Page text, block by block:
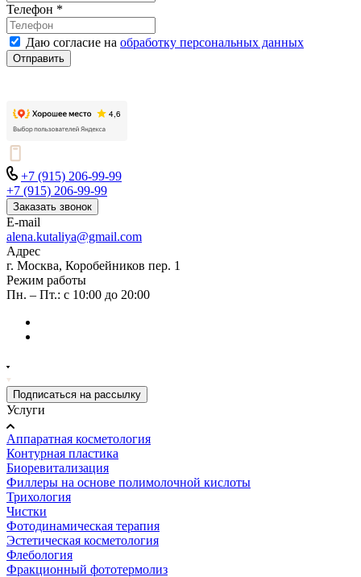
Телефон *
Даю согласие на обработку персональных данных
Отправить
+7 (915) 206-99-99
+7 (915) 206-99-99
Заказать звонок
E-mail
alena.kutaliya@gmail.com
Адрес
г. Москва, Коробейников пер. 1
Режим работы
Пн. – Пт.: с 10:00 до 20:00
Подписаться на рассылку
Услуги
Аппаратная косметология
Контурная пластика
Биоревитализация
Филлеры на основе полимолочной кислоты
Трихология
Чистки
Фотодинамическая терапия
Эстетическая косметология
Флебология
Фракционный фототермолиз